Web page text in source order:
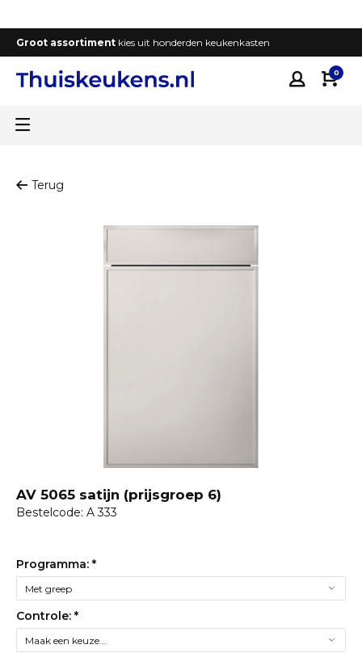
Groot assortiment kies uit honderden keukenkasten
0
Terug
AV 5065 satijn (prijsgroep 6)
Bestelcode: A 333
Programma: *
Controle: *